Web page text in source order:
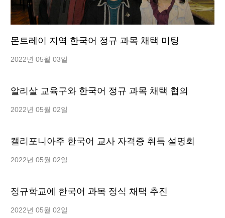
몬트레이 지역 한국어 정규 과목 채택 미팅
2022년 05월 03일
알리살 교육구와 한국어 정규 과목 채택 협의
2022년 05월 02일
캘리포니아주 한국어 교사 자격증 취득 설명회
2022년 05월 02일
정규학교에 한국어 과목 정식 채택 추진
2022년 05월 02일